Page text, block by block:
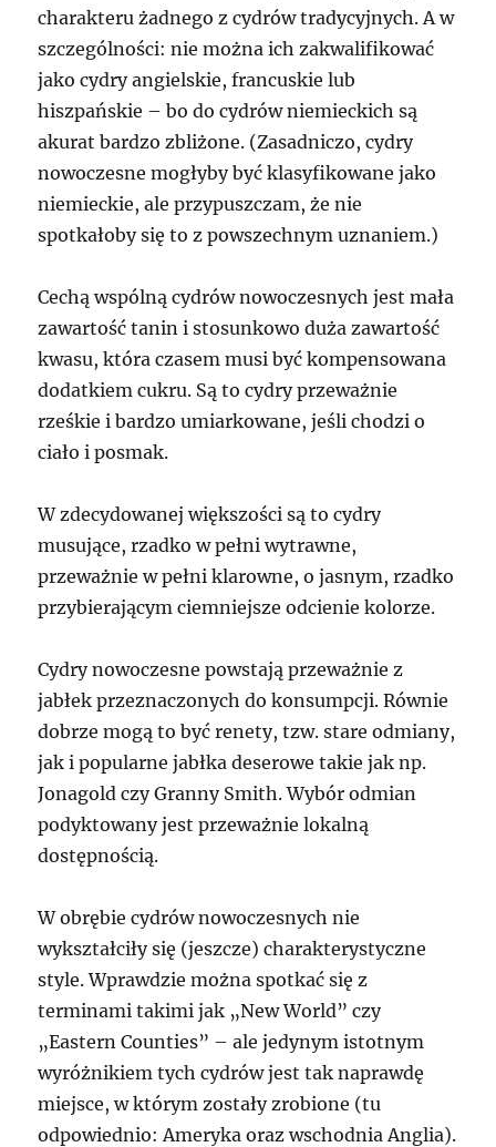
charakteru żadnego z cydrów tradycyjnych. A w
szczególności: nie można ich zakwalifikować
jako cydry angielskie, francuskie lub
hiszpańskie – bo do cydrów niemieckich są
akurat bardzo zbliżone. (Zasadniczo, cydry
nowoczesne mogłyby być klasyfikowane jako
niemieckie, ale przypuszczam, że nie
spotkałoby się to z powszechnym uznaniem.)
Cechą wspólną cydrów nowoczesnych jest mała
zawartość tanin i stosunkowo duża zawartość
kwasu, która czasem musi być kompensowana
dodatkiem cukru. Są to cydry przeważnie
rześkie i bardzo umiarkowane, jeśli chodzi o
ciało i posmak.
W zdecydowanej większości są to cydry
musujące, rzadko w pełni wytrawne,
przeważnie w pełni klarowne, o jasnym, rzadko
przybierającym ciemniejsze odcienie kolorze.
Cydry nowoczesne powstają przeważnie z
jabłek przeznaczonych do konsumpcji. Równie
dobrze mogą to być renety, tzw. stare odmiany,
jak i popularne jabłka deserowe takie jak np.
Jonagold czy Granny Smith. Wybór odmian
podyktowany jest przeważnie lokalną
dostępnością.
W obrębie cydrów nowoczesnych nie
wykształciły się (jeszcze) charakterystyczne
style. Wprawdzie można spotkać się z
terminami takimi jak „New World” czy
„Eastern Counties” – ale jedynym istotnym
wyróżnikiem tych cydrów jest tak naprawdę
miejsce, w którym zostały zrobione (tu
odpowiednio: Ameryka oraz wschodnia Anglia).